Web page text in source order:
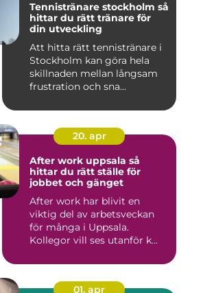
Tennistränare stockholm så
hittar du rätt tränare för
din utveckling
Att hitta rätt tennistränare i
Stockholm kan göra hela
skillnaden mellan långsam
frustration och sna...
20. apr
After work uppsala så
hittar du rätt ställe för
jobbet och gänget
After work har blivit en
viktig del av arbetsveckan
för många i Uppsala.
Kollegor vill ses utanför k...
01. apr